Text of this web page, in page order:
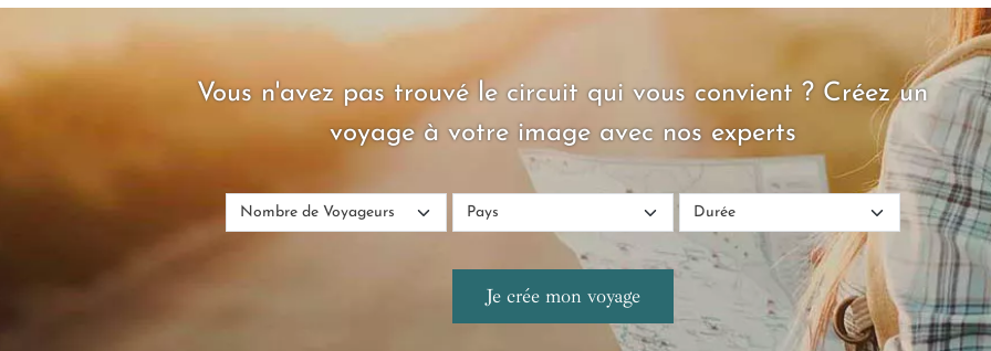
Vous n'avez pas trouvé le circuit qui vous convient ? Créez un
voyage à votre image avec nos experts